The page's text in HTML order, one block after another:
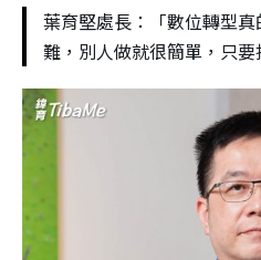
葉育堅處長：「數位轉型
難，別人做就很簡單，只要